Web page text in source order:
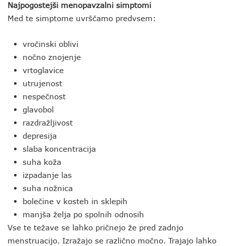
Najpogostejši menopavzalni simptomi
Med te simptome uvrščamo predvsem:
vročinski oblivi
nočno znojenje
vrtoglavice
utrujenost
nespečnost
glavobol
razdražljivost
depresija
slaba koncentracija
suha koža
izpadanje las
suha nožnica
bolečine v kosteh in sklepih
manjša želja po spolnih odnosih
Vse te težave se lahko pričnejo že pred zadnjo
menstruacijo. Izražajo se različno močno. Trajajo lahko